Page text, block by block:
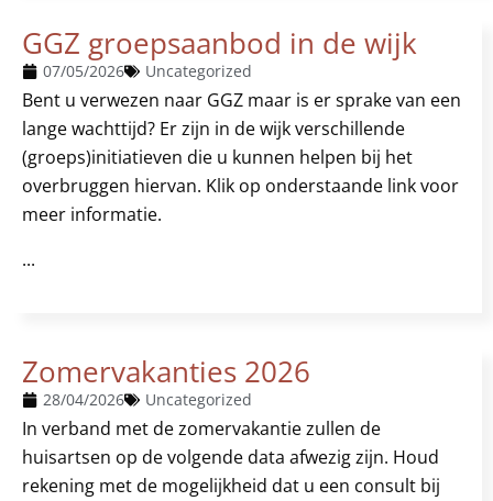
GGZ groepsaanbod in de wijk
07/05/2026 Uncategorized
Bent u verwezen naar GGZ maar is er sprake van een
lange wachttijd? Er zijn in de wijk verschillende
(groeps)initiatieven die u kunnen helpen bij het
overbruggen hiervan. Klik op onderstaande link voor
meer informatie.
...
Zomervakanties 2026
28/04/2026 Uncategorized
In verband met de zomervakantie zullen de
huisartsen op de volgende data afwezig zijn. Houd
rekening met de mogelijkheid dat u een consult bij